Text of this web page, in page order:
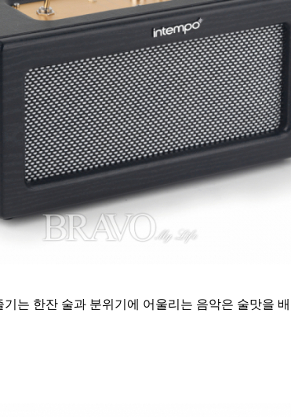
는 한잔 술과 분위기에 어울리는 음악은 술맛을